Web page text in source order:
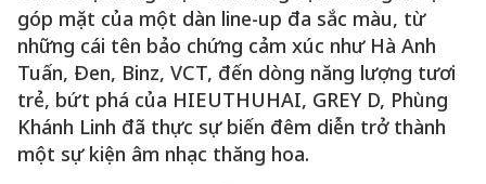
góp mặt của một dàn line-up đa sắc màu, từ
những cái tên bảo chứng cảm xúc như Hà Anh
Tuấn, Đen, Binz, VCT, đến dòng năng lượng tươi
trẻ, bứt phá của HIEUTHUHAI, GREY D, Phùng
Khánh Linh đã thực sự biến đêm diễn trở thành
một sự kiện âm nhạc thăng hoa.